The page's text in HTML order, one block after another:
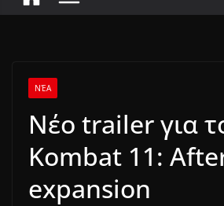
ΝΈΑ
Νέο trailer για
Kombat 11:
expansion